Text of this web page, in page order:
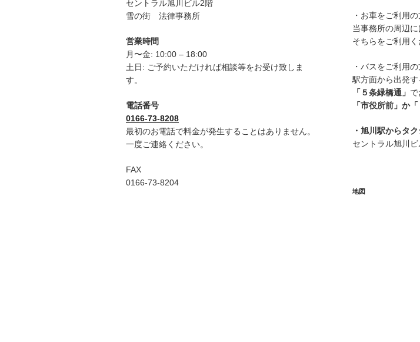
セントラル旭川ビル2階
雪の街 法律事務所
営業時間
月〜金: 10:00 – 18:00
土日: ご予約いただければ相談等をお受け致しま
す。
電話番号
0166-73-8208
最初のお電話で料金が発生することはありません。
一度ご連絡ください。
FAX
0166-73-8204
・お車をご利用の
当事務所の周辺
そちらをご利用く
・バスをご利用の
駅方面から出発
「５条緑橋通」
「市役所前」か
・旭川駅からタ
セントラル旭川
地図